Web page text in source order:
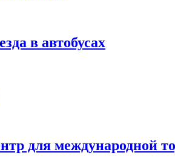
в автобусах
для международной